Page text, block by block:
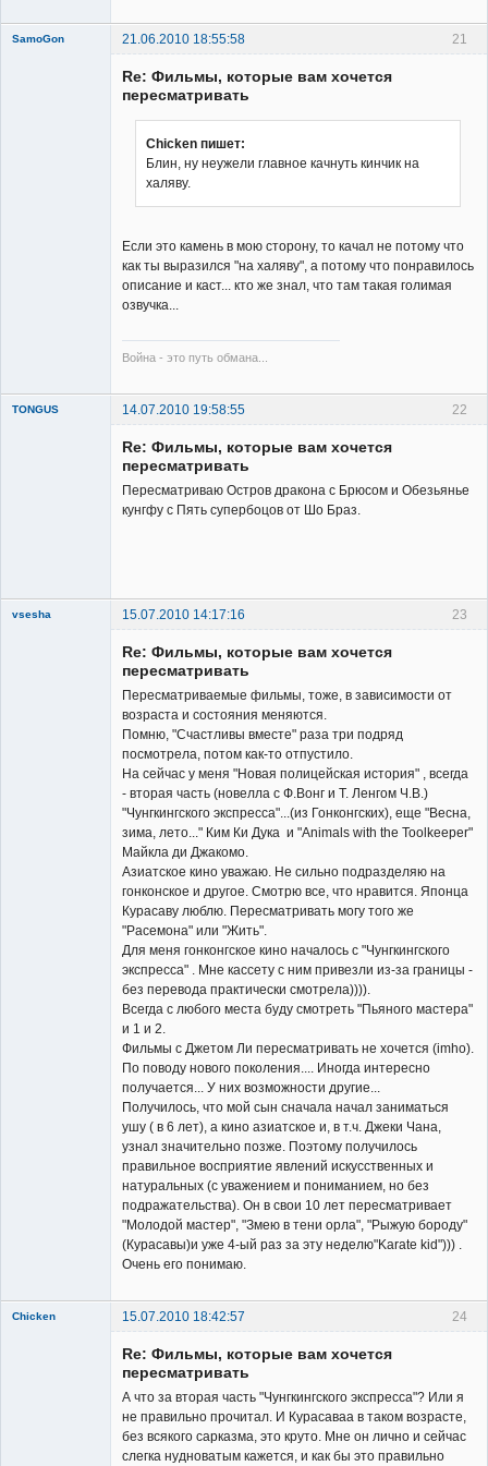
21
SamoGon 21.06.2010 18:55:58
Re: Фильмы, которые вам хочется
пересматривать
Chicken пишет:
Блин, ну неужели главное качнуть кинчик на
халяву.
Если это камень в мою сторону, то качал не потому что
как ты выразился "на халяву", а потому что понравилось
описание и каст... кто же знал, что там такая голимая
озвучка...
Война - это путь обмана...
22
TONGUS
14.07.2010 19:58:55
Re: Фильмы, которые вам хочется
пересматривать
Пересматриваю Остров дракона с Брюсом и Обезьянье
кунгфу с Пять супербоцов от Шо Браз.
23
vsesha 15.07.2010 14:17:16
Re: Фильмы, которые вам хочется
пересматривать
Пересматриваемые фильмы, тоже, в зависимости от
возраста и состояния меняются.
Помню, "Счастливы вместе" раза три подряд
посмотрела, потом как-то отпустило.
На сейчас у меня "Новая полицейская история" , всегда
- вторая часть (новелла с Ф.Вонг и Т. Ленгом Ч.В.)
"Чунгкингского экспресса"...(из Гонконгских), еще "Весна,
зима, лето..." Ким Ки Дука и "Animals with the Toolkeeper"
Майкла ди Джакомо.
Азиатское кино уважаю. Не сильно подразделяю на
гонконское и другое. Смотрю все, что нравится. Японца
Курасаву люблю. Пересматривать могу того же
"Расемона" или "Жить".
Для меня гонконгское кино началось с "Чунгкингского
экспресса" . Мне кассету с ним привезли из-за границы -
без перевода практически смотрела)))).
Всегда с любого места буду смотреть "Пьяного мастера"
и 1 и 2.
Фильмы с Джетом Ли пересматривать не хочется (imho).
По поводу нового поколения.... Иногда интересно
получается... У них возможности другие...
Получилось, что мой сын сначала начал заниматься
ушу ( в 6 лет), а кино азиатское и, в т.ч. Джеки Чана,
узнал значительно позже. Поэтому получилось
правильное восприятие явлений искусственных и
натуральных (с уважением и пониманием, но без
подражательства). Он в свои 10 лет пересматривает
"Молодой мастер", "Змею в тени орла", "Рыжую бороду"
(Курасавы)и уже 4-ый раз за эту неделю"Karate kid"))) .
Очень его понимаю.
24
Chicken
15.07.2010 18:42:57
Re: Фильмы, которые вам хочется
пересматривать
А что за вторая часть "Чунгкингского экспресса"? Или я
не правильно прочитал. И Курасаваа в таком возрасте,
без всякого сарказма, это круто. Мне он лично и сейчас
слегка нудноватым кажется, и как бы это правильно